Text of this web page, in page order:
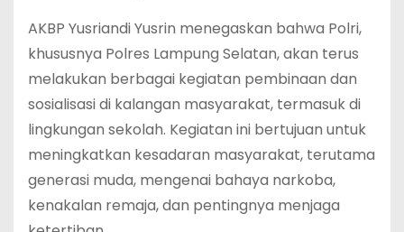
AKBP Yusriandi Yusrin menegaskan bahwa Polri,
khususnya Polres Lampung Selatan, akan terus
melakukan berbagai kegiatan pembinaan dan
sosialisasi di kalangan masyarakat, termasuk di
lingkungan sekolah. Kegiatan ini bertujuan untuk
meningkatkan kesadaran masyarakat, terutama
generasi muda, mengenai bahaya narkoba,
kenakalan remaja, dan pentingnya menjaga